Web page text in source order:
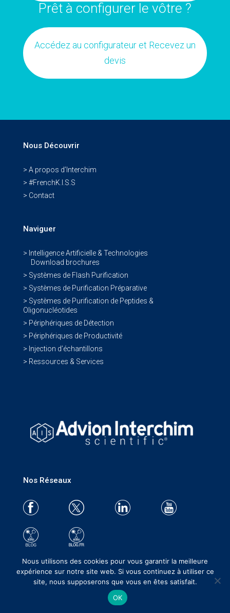
Prêt à configurer le vôtre ?
Accédez au configurateur et Recevez un
devis
Nous Découvrir
> A propos d’Interchim
> #FrenchK.I.S.S
> Contact
Naviguer
> Intelligence Artificielle & Technologies
Download brochures
> Systèmes de Flash Purification
> Systèmes de Purification Préparative
> Systèmes de Purification de Peptides &
Oligonucléotides
> Périphériques de Détection
> Périphériques de Productivité
> Injection d’échantillons
> Ressources & Services
Nos Réseaux
Recevez nos offres et actualités
Nous utilisons des cookies pour vous garantir la meilleure
expérience sur notre site web. Si vous continuez à utiliser ce
site, nous supposerons que vous en êtes satisfait.
OK